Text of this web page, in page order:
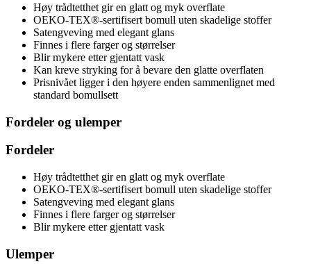
Høy trådtetthet gir en glatt og myk overflate
OEKO-TEX®-sertifisert bomull uten skadelige stoffer
Satengveving med elegant glans
Finnes i flere farger og størrelser
Blir mykere etter gjentatt vask
Kan kreve stryking for å bevare den glatte overflaten
Prisnivået ligger i den høyere enden sammenlignet med
standard bomullsett
Fordeler og ulemper
Fordeler
Høy trådtetthet gir en glatt og myk overflate
OEKO-TEX®-sertifisert bomull uten skadelige stoffer
Satengveving med elegant glans
Finnes i flere farger og størrelser
Blir mykere etter gjentatt vask
Ulemper